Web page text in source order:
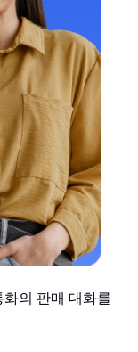
의 판매 대화를